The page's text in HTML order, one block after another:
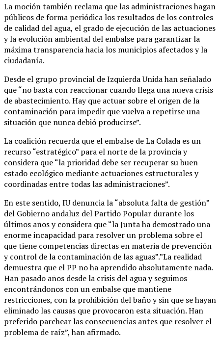
La moción también reclama que las administraciones hagan
públicos de forma periódica los resultados de los controles
de calidad del agua, el grado de ejecución de las actuaciones
y la evolución ambiental del embalse para garantizar la
máxima transparencia hacia los municipios afectados y la
ciudadanía.
Desde el grupo provincial de Izquierda Unida han señalado
que “no basta con reaccionar cuando llega una nueva crisis
de abastecimiento. Hay que actuar sobre el origen de la
contaminación para impedir que vuelva a repetirse una
situación que nunca debió producirse”.
La coalición recuerda que el embalse de La Colada es un
recurso “estratégico” para el norte de la provincia y
considera que “la prioridad debe ser recuperar su buen
estado ecológico mediante actuaciones estructurales y
coordinadas entre todas las administraciones”.
En este sentido, IU denuncia la “absoluta falta de gestión”
del Gobierno andaluz del Partido Popular durante los
últimos años y considera que “la Junta ha demostrado una
enorme incapacidad para resolver un problema sobre el
que tiene competencias directas en materia de prevención
y control de la contaminación de las aguas”.”La realidad
demuestra que el PP no ha aprendido absolutamente nada.
Han pasado años desde la crisis del agua y seguimos
encontrándonos con un embalse que mantiene
restricciones, con la prohibición del baño y sin que se hayan
eliminado las causas que provocaron esta situación. Han
preferido parchear las consecuencias antes que resolver el
problema de raíz”, han afirmado.